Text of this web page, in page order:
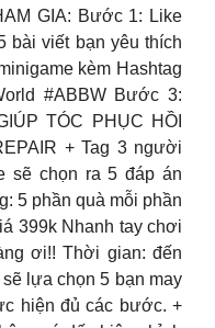
GIA: Bước 1: Like
bài viết bạn yêu thích
kèm Hashtag
#ABBW Bước 3:
TÓC PHỤC HỒI
+ Tag 3 người
sẽ chọn ra 5 đáp án
5 phần quà mỗi phần
399k Nhanh tay chơi
ơi!! Thời gian: đến
lựa chọn 5 bạn may
hiện đủ các bước. +